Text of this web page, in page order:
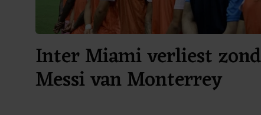
Inter Miami verliest
Messi van Monterrey